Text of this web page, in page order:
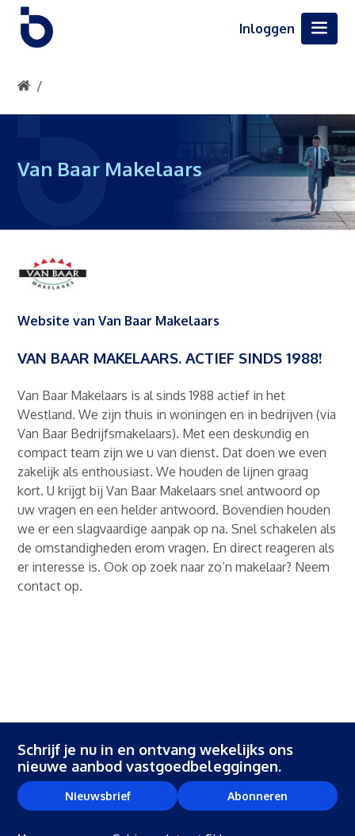
Inloggen
Van Baar Makelaars
Website van Van Baar Makelaars
VAN BAAR MAKELAARS. ACTIEF SINDS 1988!
Van Baar Makelaars is al sinds 1988 actief in het
Westland. We zijn thuis in woningen en in bedrijven (via
Van Baar Bedrijfsmakelaars). Met een deskundig en
compact team zijn we u van dienst. Dat doen we even
zakelijk als enthousiast. We houden de lijnen graag
kort. U krijgt bij Van Baar Makelaars snel antwoord op
uw vragen en een helder antwoord. Bovendien houden
we er een slagvaardige aanpak op na. Snel schakelen als
de omstandigheden erom vragen. En direct reageren als
er interesse is. Ook op zoek naar zo’n makelaar? Neem
contact op.
Schrijf je nu in en ontvang wekelijks ons
nieuwe aanbod vastgoedbeleggingen.
Nieuwsbrief Abonneren